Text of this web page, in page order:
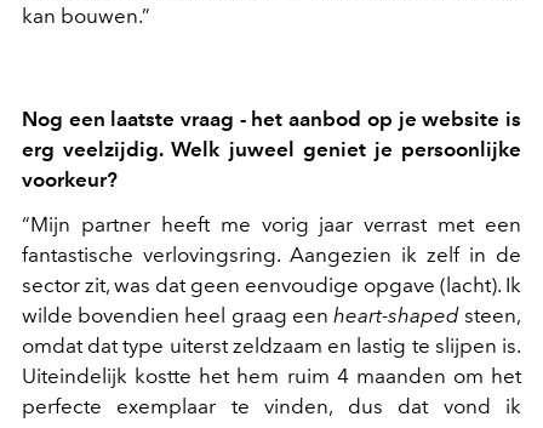
kan bouwen.”
Nog een laatste vraag - het aanbod op je website is
erg veelzijdig. Welk juweel geniet je persoonlijke
voorkeur?
“Mijn partner heeft me vorig jaar verrast met een
fantastische verlovingsring. Aangezien ik zelf in de
sector zit, was dat geen eenvoudige opgave (lacht). Ik
wilde bovendien heel graag een heart-shapedsteen,
omdat dat type uiterst zeldzaam en lastig te slijpen is.
Uiteindelijk kostte het hem ruim 4 maanden om het
perfecte exemplaar te vinden, dus dat vond ik